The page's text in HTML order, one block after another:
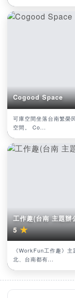
Cogood Space
可庫空間坐落台南繁榮
空間。 Co...
工作趣(台南 主題辦
5★
《WorkFun工作趣》
北、台南都有...